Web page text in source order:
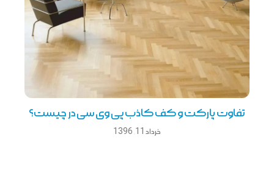
تفاوت پارکت و کف کاذب پی وی سی در چیست؟
خرداد 11, 1396